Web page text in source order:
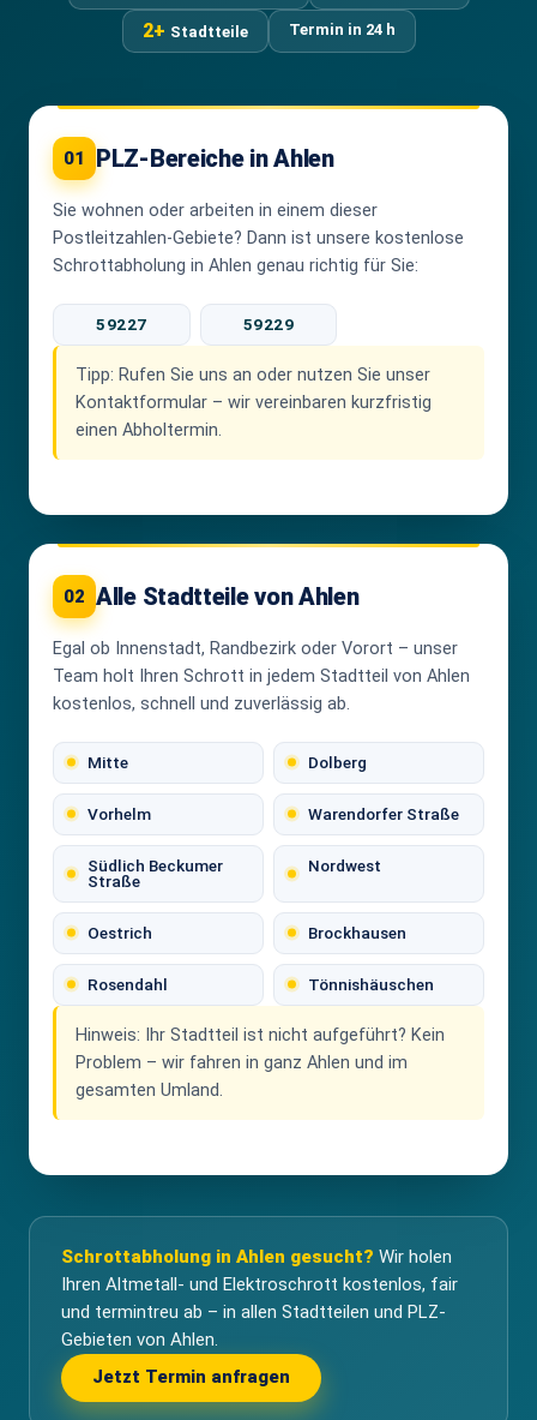
2+ Stadtteile Termin in 24 h
01 PLZ-Bereiche in Ahlen
Sie wohnen oder arbeiten in einem dieser
Postleitzahlen-Gebiete? Dann ist unsere kostenlose
Schrottabholung in Ahlen genau richtig für Sie:
59227 59229
Tipp: Rufen Sie uns an oder nutzen Sie unser
Kontaktformular – wir vereinbaren kurzfristig
einen Abholtermin.
02 Alle Stadtteile von Ahlen
Egal ob Innenstadt, Randbezirk oder Vorort – unser
Team holt Ihren Schrott in jedem Stadtteil von Ahlen
kostenlos, schnell und zuverlässig ab.
Mitte Dolberg
Vorhelm Warendorfer Straße
Südlich Beckumer
Straße
Nordwest
Oestrich Brockhausen
Rosendahl Tönnishäuschen
Hinweis: Ihr Stadtteil ist nicht aufgeführt? Kein
Problem – wir fahren in ganz Ahlen und im
gesamten Umland.
Schrottabholung in Ahlen gesucht? Wir holen
Ihren Altmetall- und Elektroschrott kostenlos, fair
und termintreu ab – in allen Stadtteilen und PLZ-
Gebieten von Ahlen.
Jetzt Termin anfragen